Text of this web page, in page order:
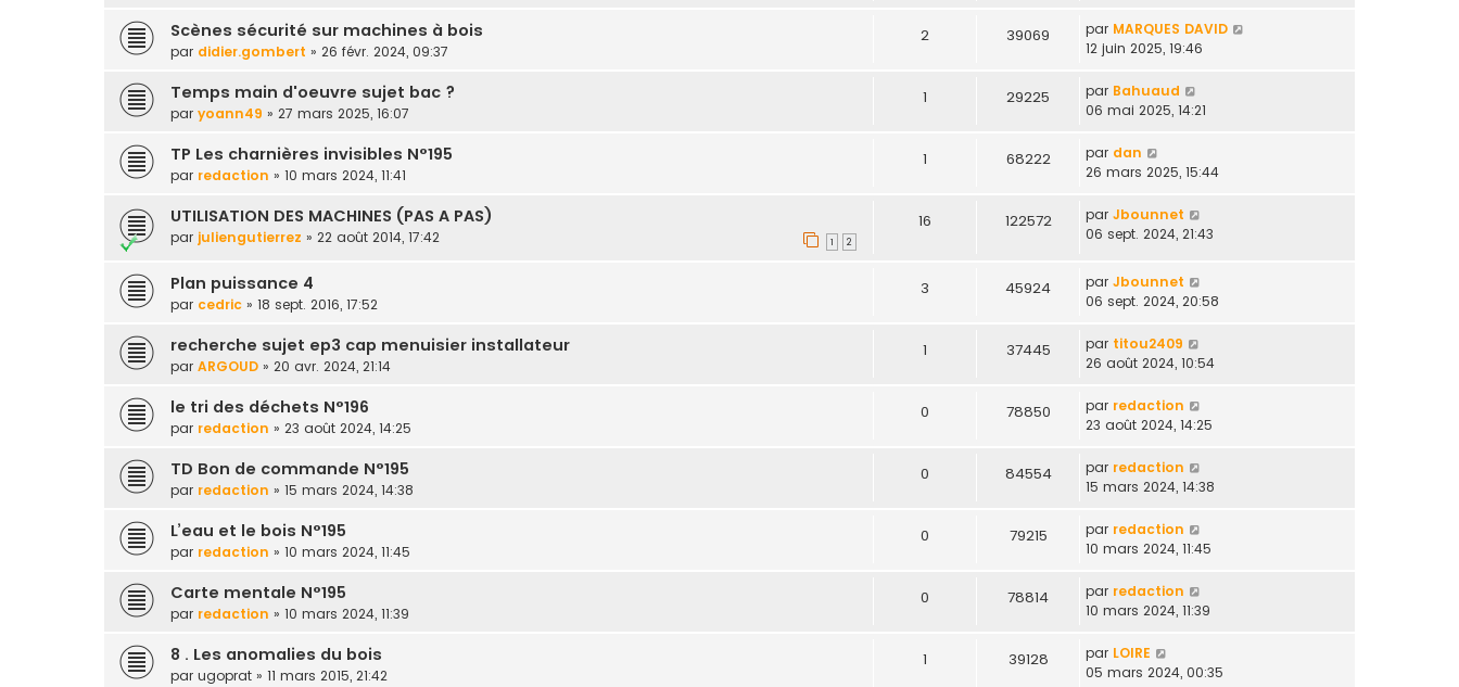
Scènes sécurité sur machines à bois
par didier.gombert » 26 févr. 2024, 09:37
2 39069 par MARQUES DAVID
12 juin 2025, 19:46
Temps main d'oeuvre sujet bac ?
par yoann49 » 27 mars 2025, 16:07
1 29225 par Bahuaud
06 mai 2025, 14:21
TP Les charnières invisibles N°195
par redaction » 10 mars 2024, 11:41
1 68222 par dan
26 mars 2025, 15:44
UTILISATION DES MACHINES (PAS A PAS)
par juliengutierrez » 22 août 2014, 17:42 1 2
16 122572 par Jbounnet
06 sept. 2024, 21:43
Plan puissance 4
par cedric » 18 sept. 2016, 17:52
3 45924 par Jbounnet
06 sept. 2024, 20:58
recherche sujet ep3 cap menuisier installateur
par ARGOUD » 20 avr. 2024, 21:14
1 37445 par titou2409
26 août 2024, 10:54
le tri des déchets N°196
par redaction » 23 août 2024, 14:25
0 78850 par redaction
23 août 2024, 14:25
TD Bon de commande N°195
par redaction » 15 mars 2024, 14:38
0 84554 par redaction
15 mars 2024, 14:38
L’eau et le bois N°195
par redaction » 10 mars 2024, 11:45
0 79215 par redaction
10 mars 2024, 11:45
Carte mentale N°195
par redaction » 10 mars 2024, 11:39
0 78814 par redaction
10 mars 2024, 11:39
8 . Les anomalies du bois
par ugoprat » 11 mars 2015, 21:42
1 39128 par LOIRE
05 mars 2024, 00:35